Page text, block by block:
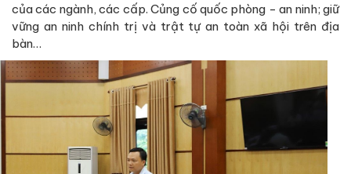
của các ngành, các cấp. Củng cố quốc phòng - an ninh; giữ
vững an ninh chính trị và trật tự an toàn xã hội trên địa
bàn…